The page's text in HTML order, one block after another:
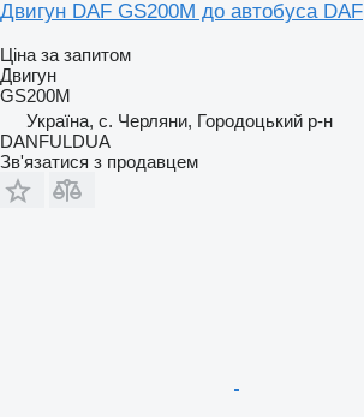
Двигун DAF GS200M до автобуса DAF
Ціна за запитом
Двигун
GS200M
Україна, с. Черляни, Городоцький р-н
DANFULDUA
Зв'язатися з продавцем